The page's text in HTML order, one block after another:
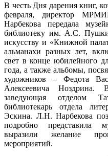
В честь Дня дарения книг,
февраля, директор
Нарбекова передала
библиотеку им. А.С.
искусству и «Книжной
альманахи разных лет,
свет в конце
года, а также альбомы,
художников – Федота
Алексеевича Ноздрина.
заведующая отделом
библиотекарь отдела
Эскина. Л.Н. Нарбекова
подробно представила
выразили желание
мероприятий.